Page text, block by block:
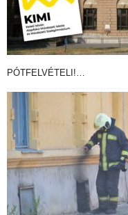
PÓTFELVÉTELI!…